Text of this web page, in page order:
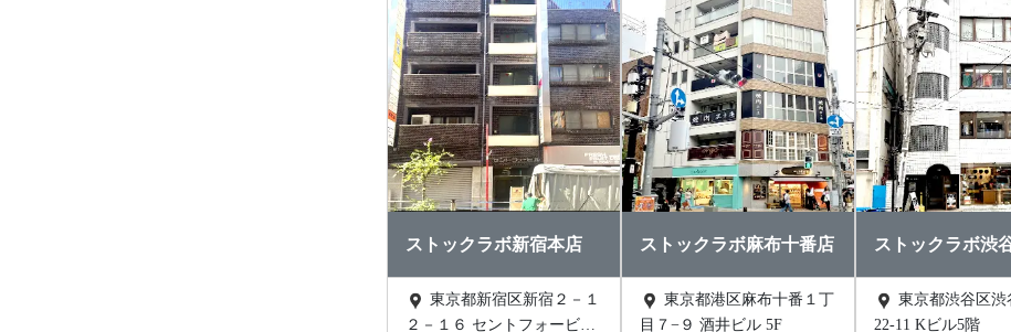
ストックラボ新宿本店
２－１６ セントフォービル
ストックラボ麻布十番店
東京都港区麻布十番１丁
目７−９ 酒井ビル 5F
ストックラボ渋
東京都渋谷区渋谷1丁目
22-11 Kビル5階